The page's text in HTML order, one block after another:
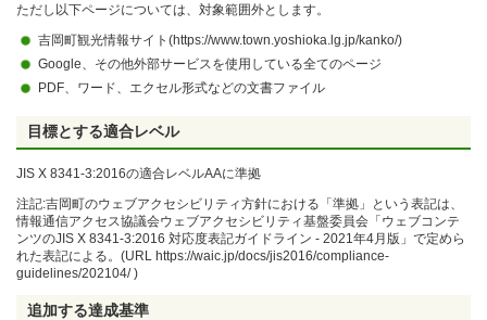
ただし以下ページについては、対象範囲外とします。
吉岡町観光情報サイト(https://www.town.yoshioka.lg.jp/kanko/)
Google、その他外部サービスを使用している全てのページ
PDF、ワード、エクセル形式などの文書ファイル
目標とする適合レベル
JIS X 8341-3:2016の適合レベルAAに準拠
注記:吉岡町のウェブアクセシビリティ方針における「準拠」という表記は、
情報通信アクセス協議会ウェブアクセシビリティ基盤委員会「ウェブコンテ
ンツのJIS X 8341-3:2016 対応度表記ガイドライン - 2021年4月版」で定めら
れた表記による。(URL https://waic.jp/docs/jis2016/compliance-
guidelines/202104/ )
追加する達成基準